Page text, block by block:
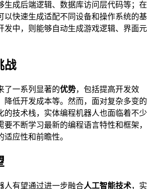
生成后端逻辑、数据库访问层代码等；在
以快速生成适配不同设备和操作系统的基
发中，则能够自动生成游戏逻辑、界面元
战
了一系列显著的优势，包括提高开发效
降低开发成本等。然而，面对复杂多变的
的技术栈，实体编程机器人也面临着不少
要不断学习最新的编程语言特性和框架，
应性和前瞻性。
人有望通过进一步融合人工智能技术，实